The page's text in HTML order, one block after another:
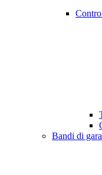
Bandi di